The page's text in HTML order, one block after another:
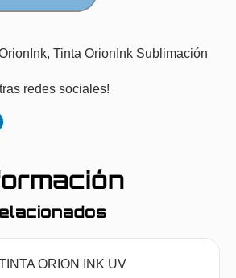
, Tinta OrionInk Sublimación
redes sociales!